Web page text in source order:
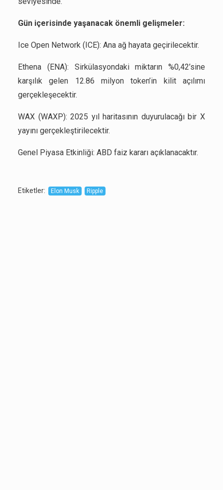
Gün içerisinde yaşanacak önemli gelişmeler:
Ice Open Network (ICE): Ana ağ hayata geçirilecektir.
Ethena (ENA): Sirkülasyondaki miktarın %0,42’sine
karşılık gelen 12.86 milyon token’in kilit açılımı
gerçekleşecektir.
WAX (WAXP): 2025 yıl haritasının duyurulacağı bir X
yayını gerçekleştirilecektir.
Genel Piyasa Etkinliği: ABD faiz kararı açıklanacaktır.
Etiketler: Elon Musk Ripple